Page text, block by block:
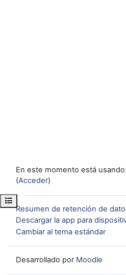
Abrir índice del curso
En este momento está
(Acceder)
Resumen de retención de
Descargar la app para
Cambiar al tema estándar
Desarrollado por Moodle